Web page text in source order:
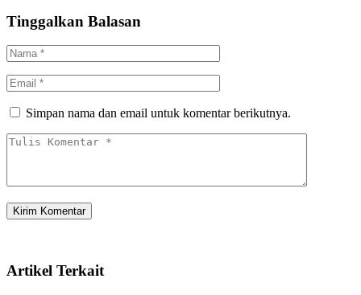
Tinggalkan Balasan
Simpan nama dan email untuk komentar berikutnya.
Artikel Terkait